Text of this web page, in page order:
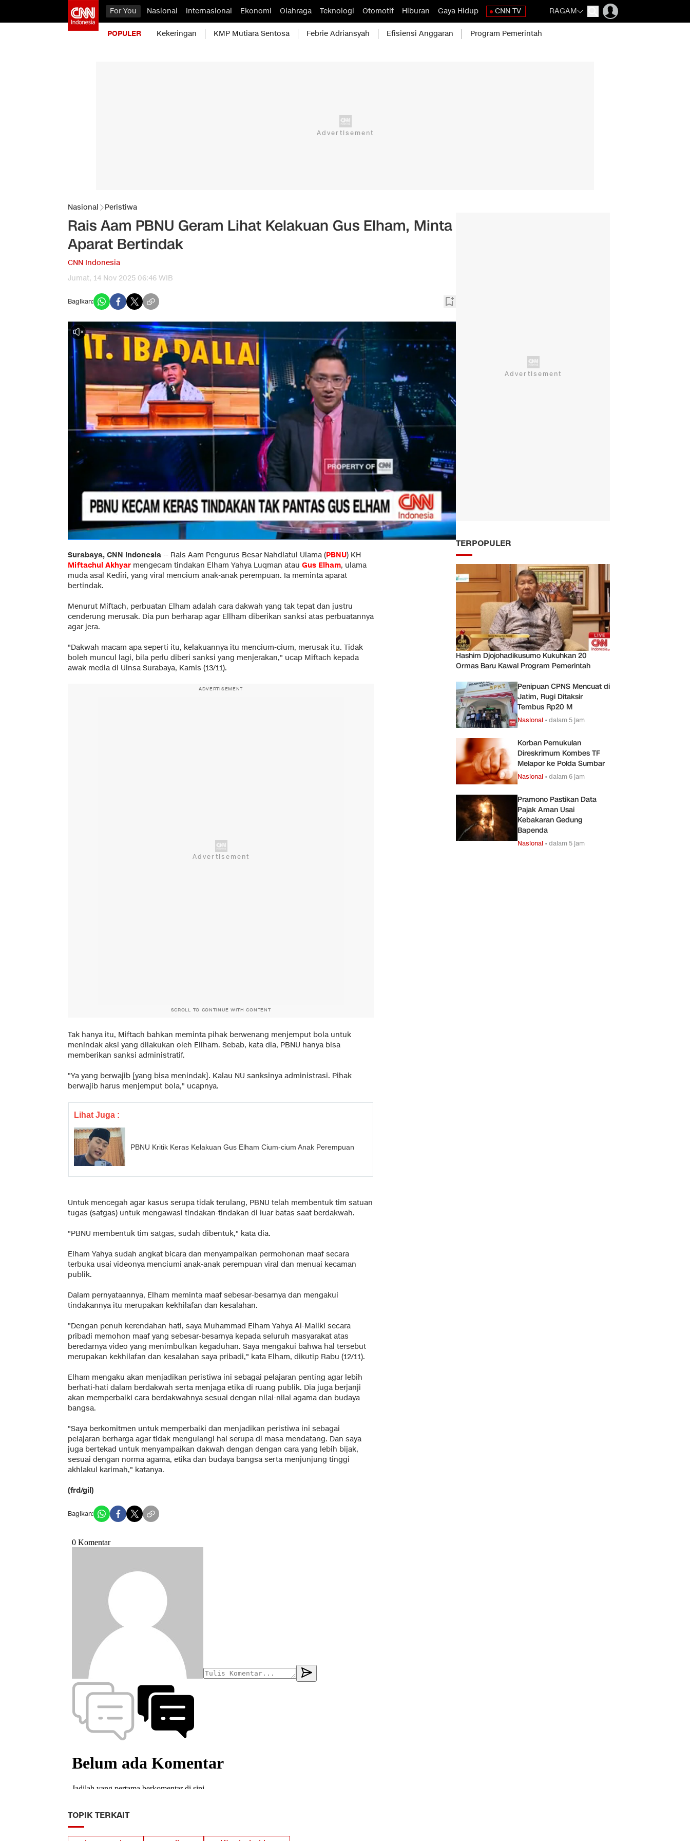
For You Nasional Internasional Ekonomi Olahraga Teknologi Otomotif Hiburan Gaya Hidup CNN TV RAGAM
POPULER Kekeringan KMP Mutiara Sentosa Febrie Adriansyah Efisiensi Anggaran Program Pemerintah
Nasional Peristiwa
Rais Aam PBNU Geram Lihat Kelakuan Gus Elham, Minta
Aparat Bertindak
CNN Indonesia
Jumat, 14 Nov 2025 06:46 WIB
Bagikan:
Surabaya, CNN Indonesia -- Rais Aam Pengurus Besar Nahdlatul Ulama (PBNU) KH
Miftachul Akhyar mengecam tindakan Elham Yahya Luqman atau Gus Elham, ulama
muda asal Kediri, yang viral mencium anak-anak perempuan. Ia meminta aparat
bertindak.
Menurut Miftach, perbuatan Elham adalah cara dakwah yang tak tepat dan justru
cenderung merusak. Dia pun berharap agar Ellham diberikan sanksi atas perbuatannya
agar jera.
"Dakwah macam apa seperti itu, kelakuannya itu mencium-cium, merusak itu. Tidak
boleh muncul lagi, bila perlu diberi sanksi yang menjerakan," ucap Miftach kepada
awak media di Uinsa Surabaya, Kamis (13/11).
ADVERTISEMENT
SCROLL TO CONTINUE WITH CONTENT
Tak hanya itu, Miftach bahkan meminta pihak berwenang menjemput bola untuk
menindak aksi yang dilakukan oleh Ellham. Sebab, kata dia, PBNU hanya bisa
memberikan sanksi administratif.
"Ya yang berwajib [yang bisa menindak]. Kalau NU sanksinya administrasi. Pihak
berwajib harus menjemput bola," ucapnya.
Lihat Juga :
PBNU Kritik Keras Kelakuan Gus Elham Cium-cium Anak Perempuan
Untuk mencegah agar kasus serupa tidak terulang, PBNU telah membentuk tim satuan
tugas (satgas) untuk mengawasi tindakan-tindakan di luar batas saat berdakwah.
"PBNU membentuk tim satgas, sudah dibentuk," kata dia.
Elham Yahya sudah angkat bicara dan menyampaikan permohonan maaf secara
terbuka usai videonya menciumi anak-anak perempuan viral dan menuai kecaman
publik.
Dalam pernyataannya, Elham meminta maaf sebesar-besarnya dan mengakui
tindakannya itu merupakan kekhilafan dan kesalahan.
"Dengan penuh kerendahan hati, saya Muhammad Elham Yahya Al-Maliki secara
pribadi memohon maaf yang sebesar-besarnya kepada seluruh masyarakat atas
beredarnya video yang menimbulkan kegaduhan. Saya mengakui bahwa hal tersebut
merupakan kekhilafan dan kesalahan saya pribadi," kata Elham, dikutip Rabu (12/11).
Elham mengaku akan menjadikan peristiwa ini sebagai pelajaran penting agar lebih
berhati-hati dalam berdakwah serta menjaga etika di ruang publik. Dia juga berjanji
akan memperbaiki cara berdakwahnya sesuai dengan nilai-nilai agama dan budaya
bangsa.
"Saya berkomitmen untuk memperbaiki dan menjadikan peristiwa ini sebagai
pelajaran berharga agar tidak mengulangi hal serupa di masa mendatang. Dan saya
juga bertekad untuk menyampaikan dakwah dengan dengan cara yang lebih bijak,
sesuai dengan norma agama, etika dan budaya bangsa serta menjunjung tinggi
akhlakul karimah," katanya.
(frd/gil)
Bagikan:
TOPIK TERKAIT
TERPOPULER
Hashim Djojohadikusumo Kukuhkan 20
Ormas Baru Kawal Program Pemerintah
Penipuan CPNS Mencuat di
Jatim, Rugi Ditaksir
Tembus Rp20 M
Nasional •dalam 5 jam
Korban Pemukulan
Direskrimum Kombes TF
Melapor ke Polda Sumbar
Nasional •dalam 6 jam
Pramono Pastikan Data
Pajak Aman Usai
Kebakaran Gedung
Bapenda
Nasional •dalam 5 jam